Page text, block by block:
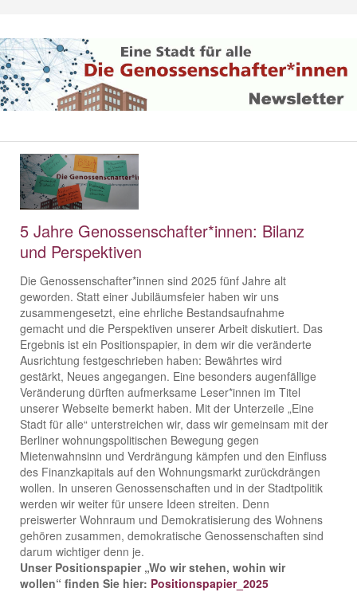
5 Jahre Genossenschafter*innen: Bilanz
und Perspektiven
Die Genossenschafter*innen sind 2025 fünf Jahre alt
geworden. Statt einer Jubiläumsfeier haben wir uns
zusammengesetzt, eine ehrliche Bestandsaufnahme
gemacht und die Perspektiven unserer Arbeit diskutiert. Das
Ergebnis ist ein Positionspapier, in dem wir die veränderte
Ausrichtung festgeschrieben haben: Bewährtes wird
gestärkt, Neues angegangen. Eine besonders augenfällige
Veränderung dürften aufmerksame Leser*innen im Titel
unserer Webseite bemerkt haben. Mit der Unterzeile „Eine
Stadt für alle“ unterstreichen wir, dass wir gemeinsam mit der
Berliner wohnungspolitischen Bewegung gegen
Mietenwahnsinn und Verdrängung kämpfen und den Einfluss
des Finanzkapitals auf den Wohnungsmarkt zurückdrängen
wollen. In unseren Genossenschaften und in der Stadtpolitik
werden wir weiter für unsere Ideen streiten. Denn
preiswerter Wohnraum und Demokratisierung des Wohnens
gehören zusammen, demokratische Genossenschaften sind
darum wichtiger denn je.
Unser Positionspapier „Wo wir stehen, wohin wir
wollen“ finden Sie hier: Positionspapier_2025